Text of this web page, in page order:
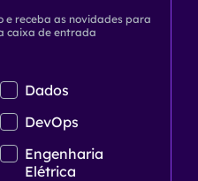
e receba as novidades para
caixa de entrada
Dados
DevOps
Engenharia
Elétrica